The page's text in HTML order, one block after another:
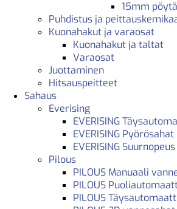
15mm
Puhdistus ja
Kuonahakut ja varaosat
Kuonahakut ja taltat
Varaosat
Juottaminen
Hitsauspeitteet
Sahaus
Everising
EVERISING
EVERISING Pyörösahat
EVERISING
Pilous
PILOUS Manuaali
PILOUS
PILOUS